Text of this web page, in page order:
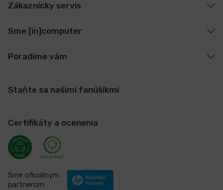
Zákaznícky servis
Sme [in]computer
Poradíme vám
Staňte sa našimi fanúšikmi
Certifikáty a ocenenia
Sme oficiálnym
partnerom